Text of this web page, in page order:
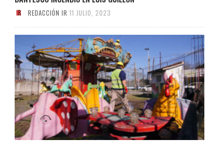
REDACCIÓN IR 11 JULIO, 2023